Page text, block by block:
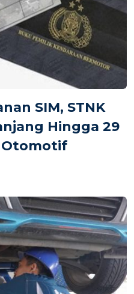
SIM, STNK
Hingga 29
Otomotif